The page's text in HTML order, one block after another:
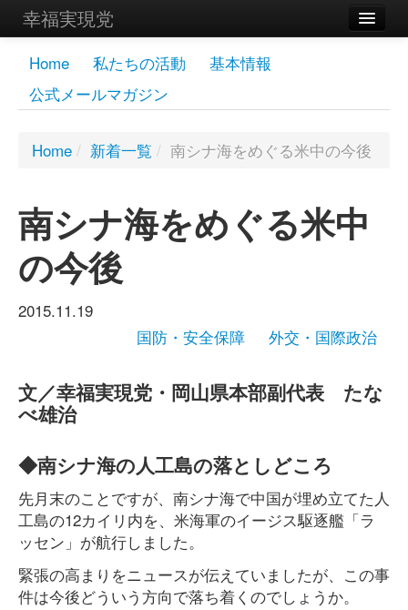
幸福実現党
メンバーズページ
党員
幸福の科学グループ
Home 私たちの活動
基本情報
公式メールマガジン
Home / 新着一覧 / 南シナ海をめぐる米中の今後
南シナ海をめぐる米中
の今後
2015.11.19
国防・安全保障
外交・国際政治
文／幸福実現党・岡山県本部副代表 たな
べ雄治
◆南シナ海の人工島の落としどころ
先月末のことですが、南シナ海で中国が埋め立てた人
工島の12カイリ内を、米海軍のイージス駆逐艦「ラ
ッセン」が航行しました。
緊張の高まりをニュースが伝えていましたが、この事
件は今後どういう方向で落ち着くのでしょうか。